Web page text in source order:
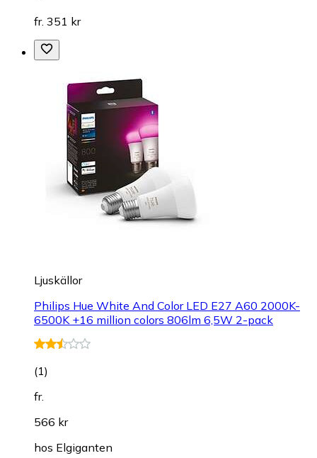
fr. 351 kr
Ljuskällor
Philips Hue White And Color LED E27 A60 2000K-
6500K +16 million colors 806lm 6,5W 2-pack
(1)
fr.
566 kr
hos Elgiganten